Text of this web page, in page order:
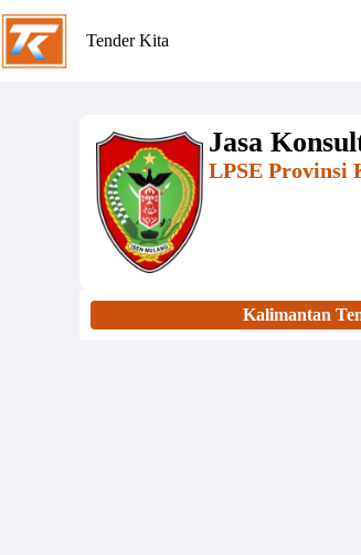
Tender Kita
Jasa
LPSE Provinsi
Kalimantan